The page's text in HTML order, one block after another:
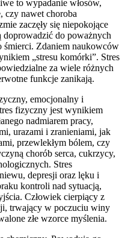
to wypadanie włosów,
czy nawet choroba
zaczęły się niepokojące
doprowadzić do poważnych
śmierci. Zdaniem naukowców
„stresu komórki”. Stres
za wiele różnych
funkcje zanikają.
emocjonalny i
fizyczny jest wynikiem
nadmiarem pracy,
urazami i zranieniami, jak
przewlekłym bólem, czy
chorób serca, cukrzycy,
Stres
depresji oraz lęku i
kontroli nad sytuacją,
Człowiek cierpiący z
trwający w poczuciu winy
złe wzorce myślenia.